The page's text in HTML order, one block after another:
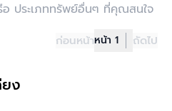
ประเภททรัพย์อื่นๆ ที่คุณสนใจ
ก่อนหน้าหน้า 1 ถัดไป
ง